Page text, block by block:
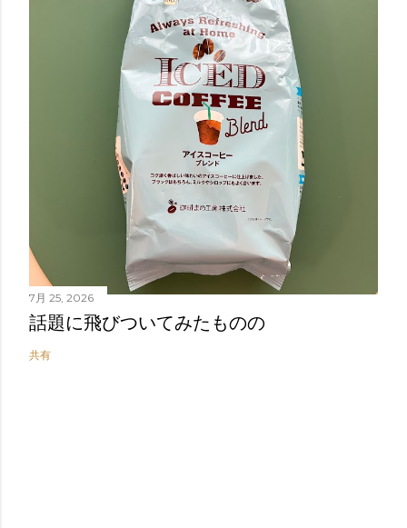
7月 25, 2026
話題に飛びついてみたものの
共有